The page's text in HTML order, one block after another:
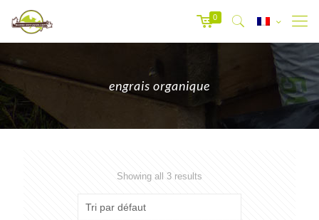
0
engrais organique
Showing all 3 results